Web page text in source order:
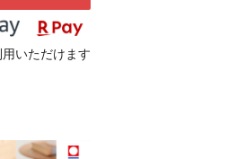
用いただけます